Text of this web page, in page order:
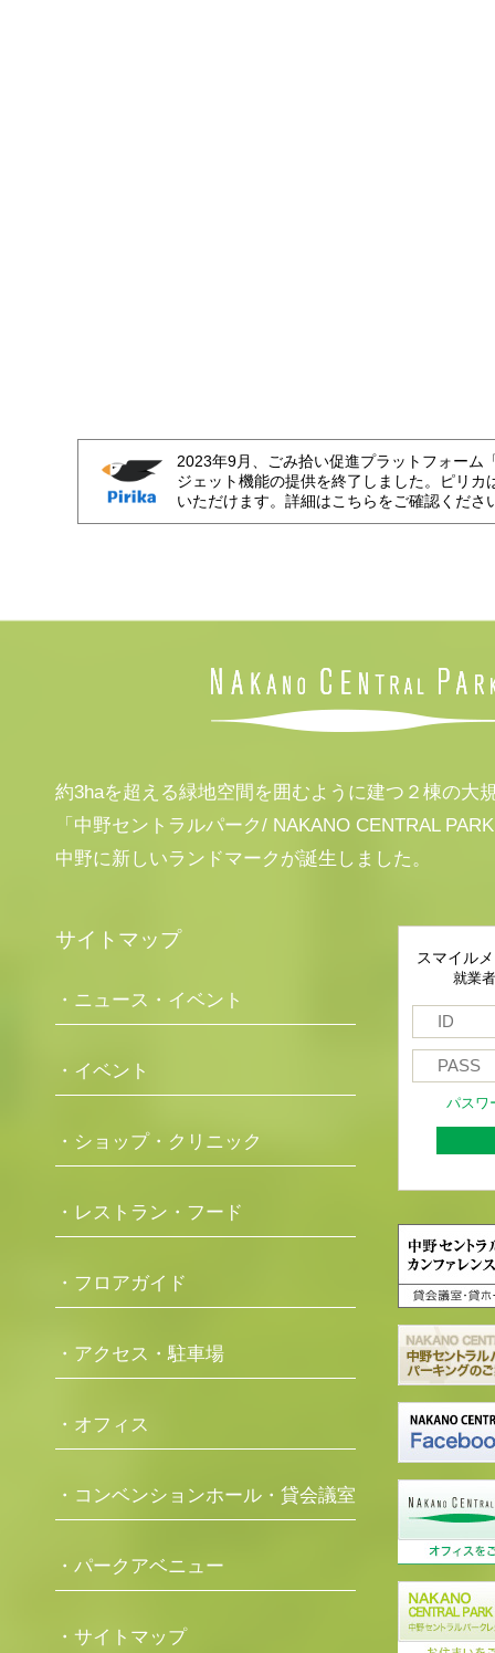
2023年9月、ごみ拾い促進プラットフォーム
ジェット機能の提供を終了しました。ピリカ
いただけます。詳細はこちらをご確認くださ
約3haを超える緑地空間を囲むように建つ２棟の大
「中野セントラルパーク/ NAKANO CENTRAL
中野に新しいランドマークが誕生しました。
サイトマップ
・ニュース・イベント
・イベント
・ショップ・クリニック
・レストラン・フード
・フロアガイド
・アクセス・駐車場
・オフィス
・コンベンションホール・貸会議室
・パークアベニュー
・サイトマップ
スマイル
就業
パスワ